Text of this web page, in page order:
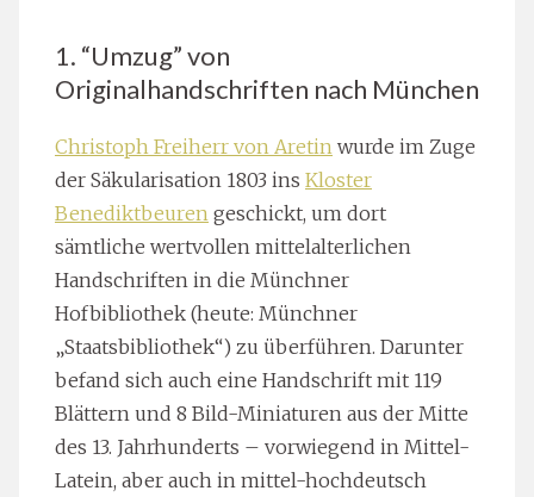
1. “Umzug” von
Originalhandschriften nach München
Christoph Freiherr von Aretin wurde im Zuge
der Säkularisation 1803 ins Kloster
Benediktbeuren geschickt, um dort
sämtliche wertvollen mittelalterlichen
Handschriften in die Münchner
Hofbibliothek (heute: Münchner
„Staatsbibliothek“) zu überführen. Darunter
befand sich auch eine Handschrift mit 119
Blättern und 8 Bild-Miniaturen aus der Mitte
des 13. Jahrhunderts – vorwiegend in Mittel-
Latein, aber auch in mittel-hochdeutsch